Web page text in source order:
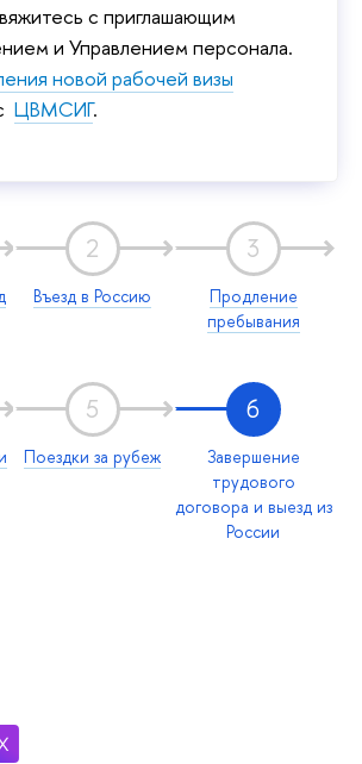
с приглашающим
и Управлением персонала.
новой рабочей визы
ЦВМСИГ.
2
Въезд в Россию
3
Продление
пребывания
5
Поездки за рубеж
6
Завершение
трудового
договора и выезд из
России